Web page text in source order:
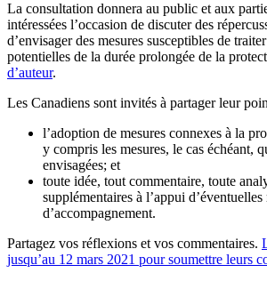
La consultation donnera au public et aux
intéressées l’occasion de discuter des
d’envisager des mesures susceptibles de
potentielles de la durée prolongée de la
d’auteur.
Les Canadiens sont invités à partager leur
l’adoption de mesures connexes à la
y compris les mesures, le cas échéant,
envisagées; et
toute idée, tout commentaire, toute
supplémentaires à l’appui d’éventuelles
d’accompagnement.
Partagez vos réflexions et vos commentaires.
jusqu’au 12 mars 2021 pour soumettre leurs